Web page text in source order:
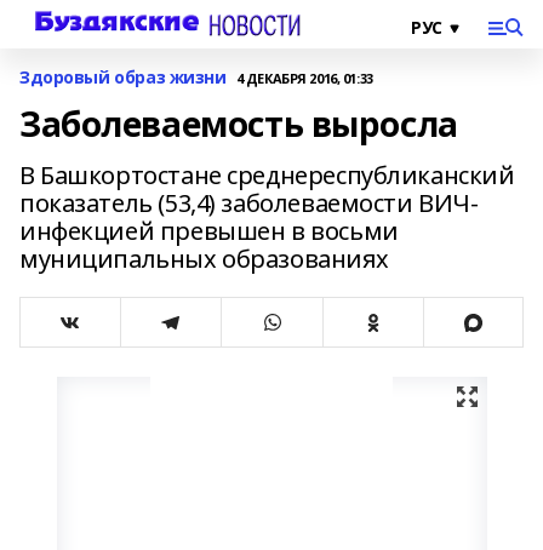
Здоровый образ жизни 4 ДЕКАБРЯ 2016, 01:33
Заболеваемость выросла
В Башкортостане среднереспубликанский
показатель (53,4) заболеваемости ВИЧ-
инфекцией превышен в восьми
муниципальных образованиях